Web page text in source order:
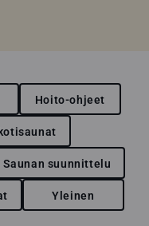
Hoito-ohjeet
Saunan suunnittelu
Yleinen